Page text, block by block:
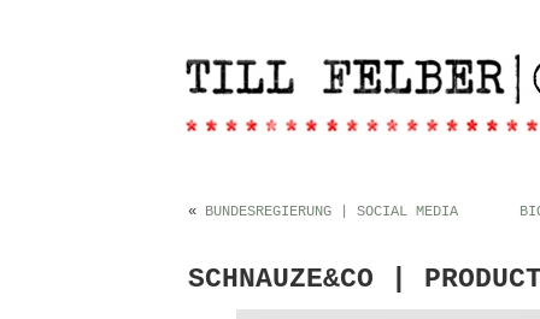
« BUNDESREGIERUNG | SOCIAL MEDIA
SCHNAUZE&CO |